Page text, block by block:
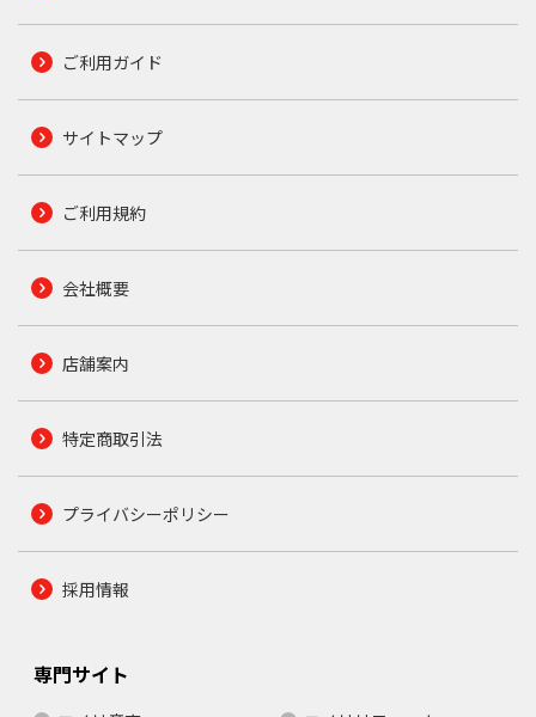
ご利用ガイド
サイトマップ
ご利用規約
会社概要
店舗案内
特定商取引法
プライバシーポリシー
採用情報
専門サイト